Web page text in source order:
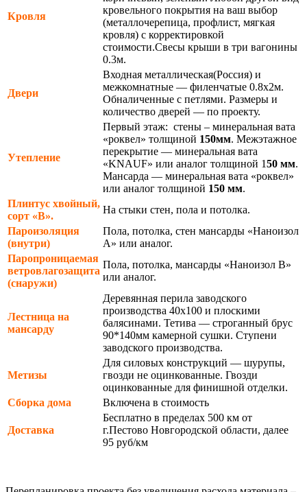
Кровля
кровельного покрытия на ваш выбор
(металлочерепица, профлист, мягкая
кровля) с корректировкой
стоимости.Свесы крыши в три вагонины
0.3м.
Двери
Входная металлическая(Россия) и
межкомнатные — филенчатые 0.8х2м.
Обналиченные с петлями. Размеры и
количество дверей — по проекту.
Утепление
Первый этаж: стены – минеральная вата
«роквел» толщиной 150мм. Межэтажное
перекрытие — минеральная вата
«KNAUF» или аналог толщиной 150 мм.
Мансарда — минеральная вата «роквел»
или аналог толщиной 150 мм.
Плинтус хвойный,
сорт «В».
На стыки стен, пола и потолка.
Пароизоляция
(внутри)
Пола, потолка, стен мансарды «Наноизол
А» или аналог.
Паропроницаемая
ветровлагозащита
(снаружи)
Пола, потолка, мансарды «Наноизол В»
или аналог.
Лестница на
мансарду
Деревянная перила заводского
производства 40х100 и плоскими
балясинами. Тетива — строганный брус
90*140мм камерной сушки. Ступени
заводского производства.
Метизы
Для силовых конструкций — шурупы,
гвозди не оцинкованные. Гвозди
оцинкованные для финишной отделки.
Сборка дома
Включена в стоимость
Доставка
Бесплатно в пределах 500 км от
г.Пестово Новгородской области, далее
95 руб/км